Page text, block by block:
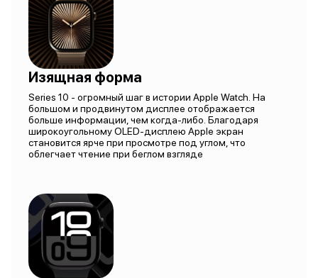
Изящная форма
Series 10 - огромный шаг в истории Apple Watch. На
большом и продвинутом дисплее отображается
больше информации, чем когда-либо. Благодаря
широкоугольному OLED-дисплею Apple экран
становится ярче при просмотре под углом, что
облегчает чтение при беглом взгляде